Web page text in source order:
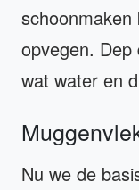
opvegen.
wat water en
Nu we de